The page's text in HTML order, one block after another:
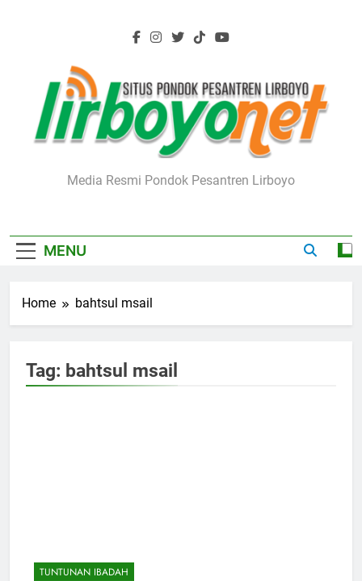
Lirboyo.net
Media Resmi Pondok Pesantren Lirboyo
MENU
Home bahtsul msail
Tag: bahtsul msail
TUNTUNAN IBADAH